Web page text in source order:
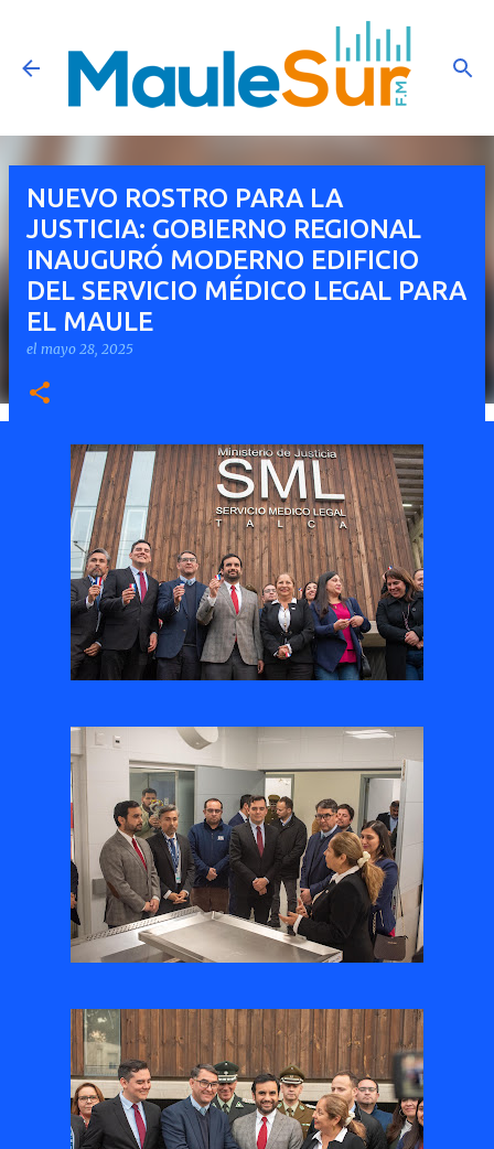
Ir al contenido principal
NUEVO ROSTRO PARA LA
JUSTICIA: GOBIERNO REGIONAL
INAUGURÓ MODERNO EDIFICIO
DEL SERVICIO MÉDICO LEGAL PARA
EL MAULE
el mayo 28, 2025